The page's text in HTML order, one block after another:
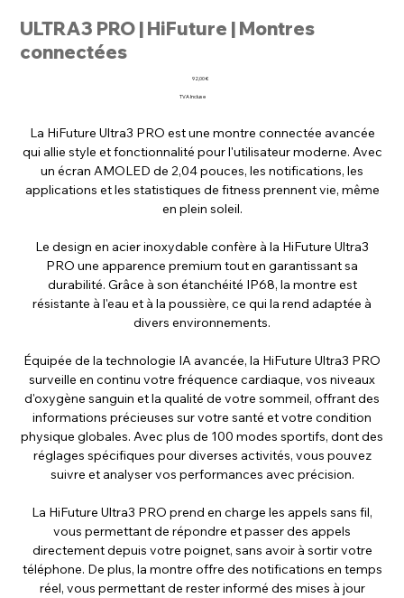
ULTRA3 PRO | HiFuture | Montres
connectées
Prix
92,00 €
TVA Incluse
La HiFuture Ultra3 PRO est une montre connectée avancée
qui allie style et fonctionnalité pour l'utilisateur moderne. Avec
un écran AMOLED de 2,04 pouces, les notifications, les
applications et les statistiques de fitness prennent vie, même
en plein soleil.
Le design en acier inoxydable confère à la HiFuture Ultra3
PRO une apparence premium tout en garantissant sa
durabilité. Grâce à son étanchéité IP68, la montre est
résistante à l'eau et à la poussière, ce qui la rend adaptée à
divers environnements.
Équipée de la technologie IA avancée, la HiFuture Ultra3 PRO
surveille en continu votre fréquence cardiaque, vos niveaux
d'oxygène sanguin et la qualité de votre sommeil, offrant des
informations précieuses sur votre santé et votre condition
physique globales. Avec plus de 100 modes sportifs, dont des
réglages spécifiques pour diverses activités, vous pouvez
suivre et analyser vos performances avec précision.
La HiFuture Ultra3 PRO prend en charge les appels sans fil,
vous permettant de répondre et passer des appels
directement depuis votre poignet, sans avoir à sortir votre
téléphone. De plus, la montre offre des notifications en temps
réel, vous permettant de rester informé des mises à jour